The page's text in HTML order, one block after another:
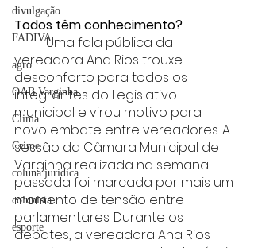
divulgação
FADIVA
agro
OAB Varginha
Clima
Crime
coluna juridica
colunista
esporte
Todos têm conhecimento?
	Uma fala pública da
vereadora Ana Rios trouxe
desconforto para todos os
integrantes do Legislativo
municipal e virou motivo para
novo embate entre vereadores. A
sessão da Câmara Municipal de
Varginha realizada na semana
passada foi marcada por mais um
momento de tensão entre
parlamentares. Durante os
debates, a vereadora Ana Rios